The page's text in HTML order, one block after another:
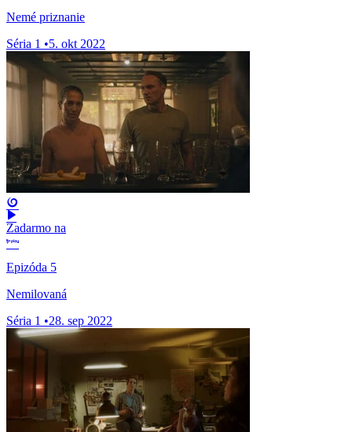
Nemé priznanie
Séria 1 •5. okt 2022
Zadarmo na
Epizóda 5
Nemilovaná
Séria 1 •28. sep 2022